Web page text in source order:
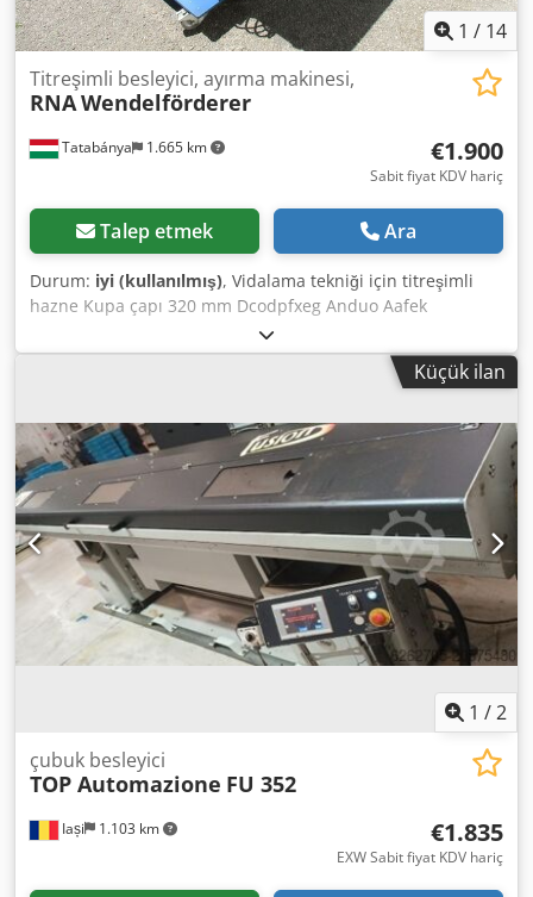
1 / 14
Tatabánya 1.665 km
Titreşimli besleyici, ayırma makinesi,
RNAWendelförderer
€1.900
Sabit fiyat KDV hariç
Talep etmek Ara
Durum: iyi (kullanılmış), Vidalama tekniği için titreşimli
hazne Kupa çapı 320 mm Dcodpfxeg Anduo Aafek
Küçük ilan
1 /2
Iași 1.103 km
çubuk besleyici
TOP Automazione FU 352
€1.835
EXW Sabit fiyat KDV hariç